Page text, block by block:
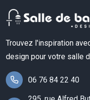
Trouvez l'inspiration
design pour votre salle
06 76 84 22 40